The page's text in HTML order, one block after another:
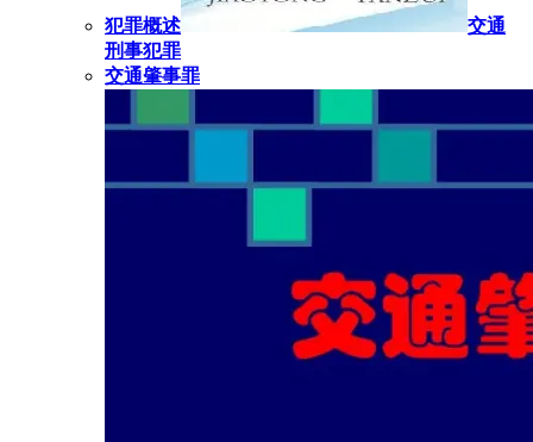
犯罪概述
交通
刑事犯罪
交通肇事罪